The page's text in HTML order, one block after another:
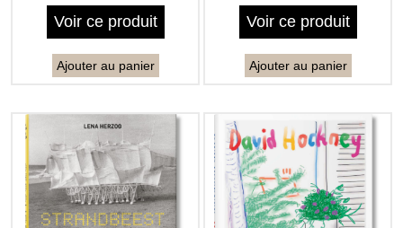
Voir ce produit
Ajouter au panier
Voir ce produit
Ajouter au panier